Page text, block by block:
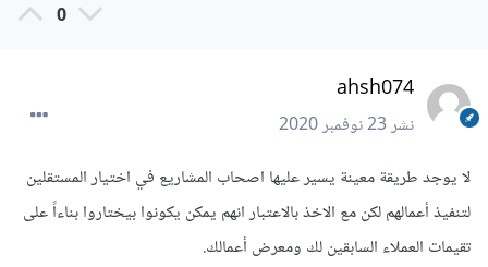
0
ahsh074
نشر23 نوفمبر 2020
لا يوجد طريقة معينة يسير عليها اصحاب المشاريع في اختيار المستقلين
لتنفيذ أعمالهم لكن مع الاخذ بالاعتبار انهم يمكن يكونوا بيختاروا بناءاً على
تقيمات العملاء السابقين لك ومعرض أعمالك.